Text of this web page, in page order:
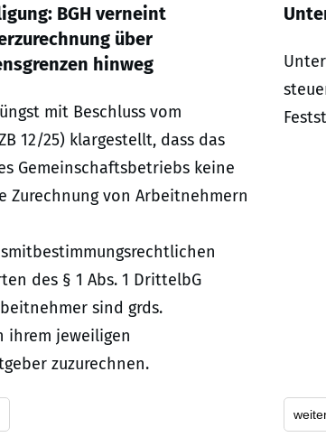
BGH verneint
über
hinweg
mit Beschluss vom
12/25) klargestellt, dass das
Gemeinschaftsbetriebs keine
Zurechnung von Arbeitnehmern
des § 1 Abs. 1 DrittelbG
sind grds.
ihrem jeweiligen
zuzurechnen.